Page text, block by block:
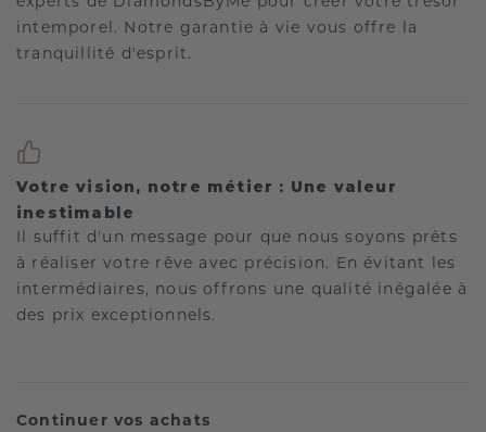
intemporel. Notre garantie à vie vous offre la
tranquillité d'esprit.
Votre vision, notre métier : Une valeur
inestimable
Il suffit d'un message pour que nous soyons prêts
à réaliser votre rêve avec précision. En évitant les
intermédiaires, nous offrons une qualité inégalée à
des prix exceptionnels.
Continuer vos achats